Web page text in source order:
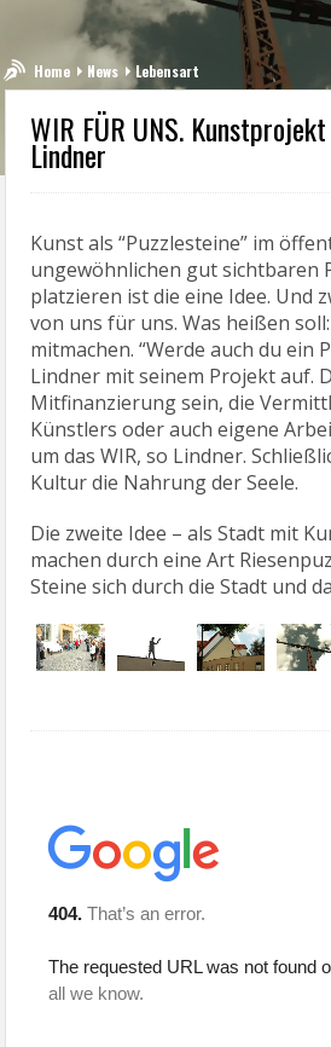
Home News Lebensart
WIR FÜR UNS.
Lindner
Kunst als “Puzzlesteine” im
ungewöhnlichen gut sichtbaren
platzieren ist die eine Idee. Und
von uns für uns. Was heißen
mitmachen. “Werde auch du ein
Lindner mit seinem Projekt auf.
Mitfinanzierung sein, die
Künstlers oder auch eigene
um das WIR, so Lindner.
Kultur die Nahrung der Seele.
Die zweite Idee – als Stadt mit
machen durch eine Art
Steine sich durch die Stadt und